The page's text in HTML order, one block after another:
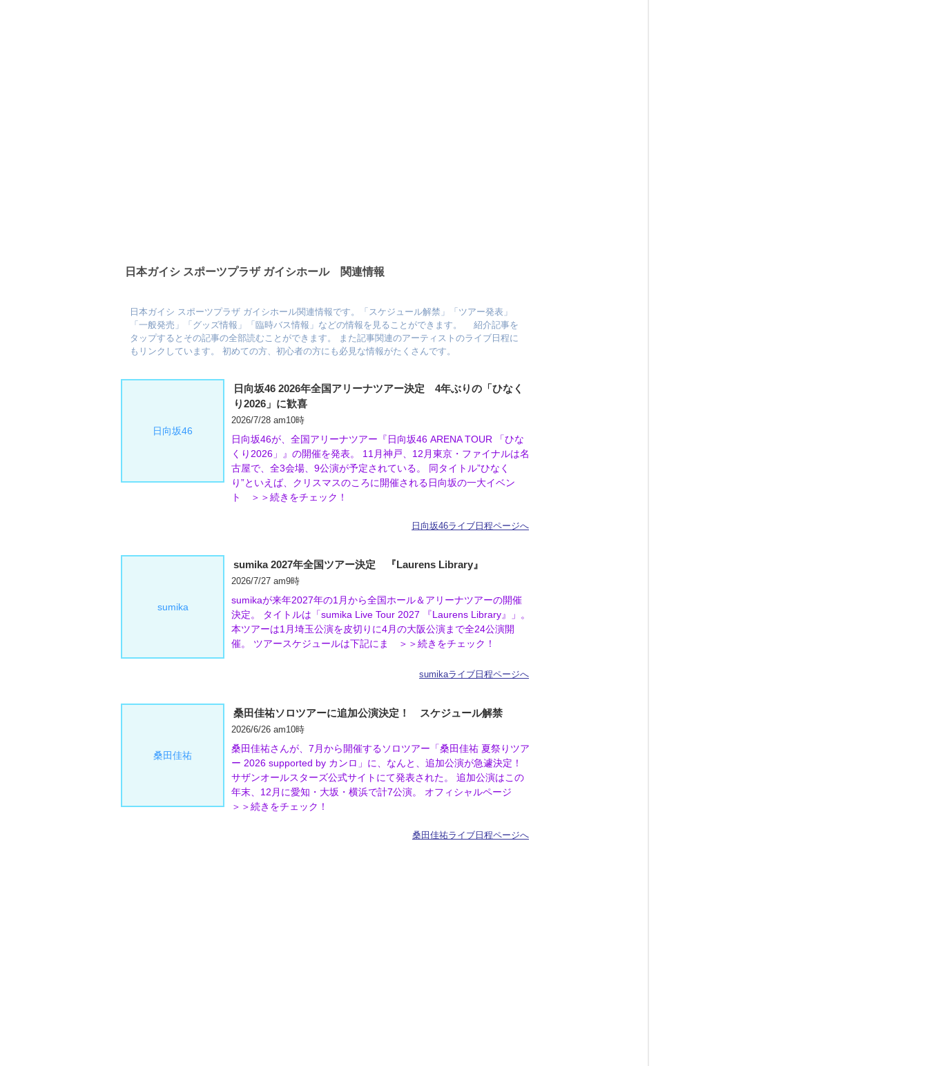
日本ガイシ スポーツプラザ ガイシホール 関連情報
日本ガイシ スポーツプラザ ガイシホール関連情報です。「スケジュール解禁」「ツアー発表」
「一般発売」「グッズ情報」「臨時バス情報」などの情報を見ることができます。 紹介記事を
タップするとその記事の全部読むことができます。 また記事関連のアーティストのライブ日程に
もリンクしています。 初めての方、初心者の方にも必見な情報がたくさんです。
日向坂46
日向坂46 2026年全国アリーナツアー決定 4年ぶりの「ひなく
り2026」に歓喜
2026/7/28 am10時
日向坂46が、全国アリーナツアー『日向坂46 ARENA TOUR 「ひな
くり2026」』の開催を発表。 11月神戸、12月東京・ファイナルは名
古屋で、全3会場、9公演が予定されている。 同タイトル”ひなく
り”といえば、クリスマスのころに開催される日向坂の一大イベン
ト ＞＞続きをチェック！
日向坂46ライブ日程ページへ
sumika
sumika 2027年全国ツアー決定 『Laurens Library』
2026/7/27 am9時
sumikaが来年2027年の1月から全国ホール＆アリーナツアーの開催
決定。 タイトルは「sumika Live Tour 2027 『Laurens Library』」。
本ツアーは1月埼玉公演を皮切りに4月の大阪公演まで全24公演開
催。 ツアースケジュールは下記にま ＞＞続きをチェック！
sumikaライブ日程ページへ
桑田佳祐
桑田佳祐ソロツアーに追加公演決定！ スケジュール解禁
2026/6/26 am10時
桑田佳祐さんが、7月から開催するソロツアー「桑田佳祐 夏祭りツア
ー 2026 supported by カンロ」に、なんと、追加公演が急遽決定！
サザンオールスターズ公式サイトにて発表された。 追加公演はこの
年末、12月に愛知・大坂・横浜で計7公演。 オフィシャルページ
＞＞続きをチェック！
桑田佳祐ライブ日程ページへ